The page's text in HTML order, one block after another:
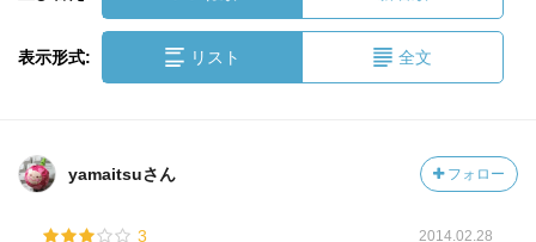
表示形式: リスト 全文
yamaitsuさん フォロー
3 2014.02.28